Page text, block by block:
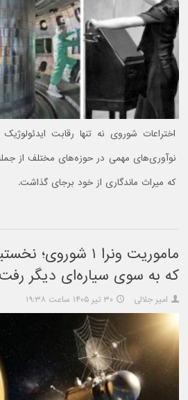
اختراعات شوروی نه تنها رقابت
نوآوری‌های مهمی در حوزه‌های مختلف از
که میراث ماندگاری از خود برجای گذاشت.
ماموریت ونرا ۱
که به سوی سیاره‌ای دیگر رفت
امیر جلالی ۳۰ تیر ۱۴۰۵ ساعت ۱۹:۳۸